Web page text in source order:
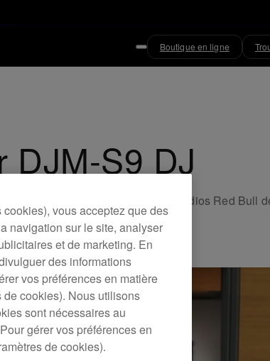
Boutique en ligne
DJM-S9 DJ
sur DJM-S9, enregistrée aux Studios Red Bull
vous acceptez que des
navigation sur le site, analyser
et de marketing. En
des informations
vos préférences en matière
cookies). Nous utilisons
sont nécessaires au
gérer vos préférences en
de cookies).